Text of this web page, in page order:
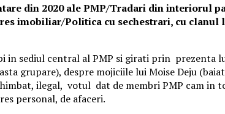
din 2020 ale PMP/Tradari din interiorul
imobiliar/Politica cu sechestrari, cu
sediul central al PMP si girati prin prezenta
grupare), despre mojiciile lui Moise Deju
ilegal, votul dat de membri PMP cam in
personal, de afaceri.